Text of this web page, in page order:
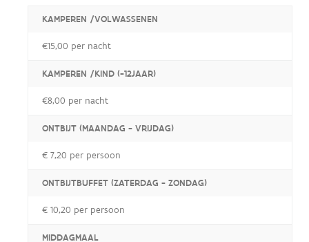
KAMPEREN /VOLWASSENEN
€15,00 per nacht
KAMPEREN /KIND (-12JAAR)
€8,00 per nacht
ONTBIJT (MAANDAG - VRIJDAG)
€ 7,20 per persoon
ONTBIJTBUFFET (ZATERDAG - ZONDAG)
€ 10,20 per persoon
MIDDAGMAAL